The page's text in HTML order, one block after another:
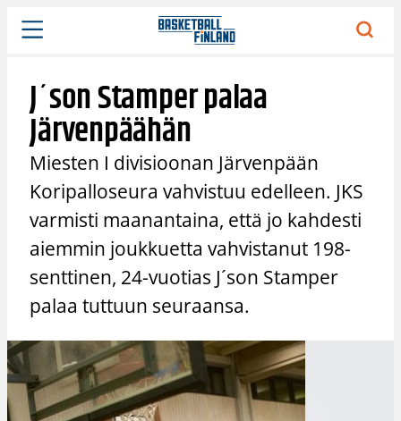
Siirry
sisältöön
J´son Stamper palaa
Järvenpäähän
Miesten I divisioonan Järvenpään
Koripalloseura vahvistuu edelleen. JKS
varmisti maanantaina, että jo kahdesti
aiemmin joukkuetta vahvistanut 198-
senttinen, 24-vuotias J´son Stamper
palaa tuttuun seuraansa.